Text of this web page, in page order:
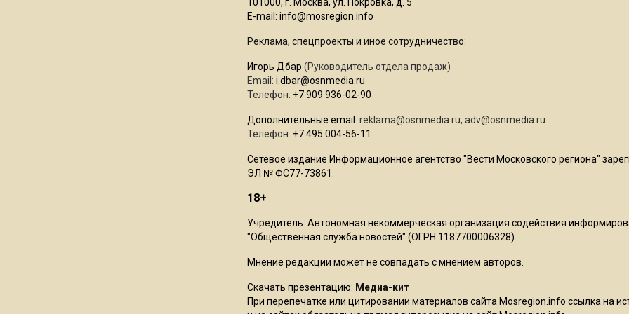
E-mail: info@mosregion.info
Реклама, спецпроекты и иное сотрудничество:
Игорь Дбар (Руководитель отдела продаж)
Email: i.dbar@osnmedia.ru
Телефон: +7 909 936-02-90
Дополнительные email: reklama@osnmedia.ru, adv@osnmedia.ru
Телефон: +7 495 004-56-11
Сетевое издание Информационное агентство "Вести Московского региона"
ЭЛ № ФС77-73861.
18+
Учредитель: Автономная некоммерческая организация содействия
"Общественная служба новостей" (ОГРН 1187700006328).
Мнение редакции может не совпадать с мнением авторов.
Скачать презентацию: Медиа-кит
При перепечатке или цитировании материалов сайта Mosregion.info ссылка на